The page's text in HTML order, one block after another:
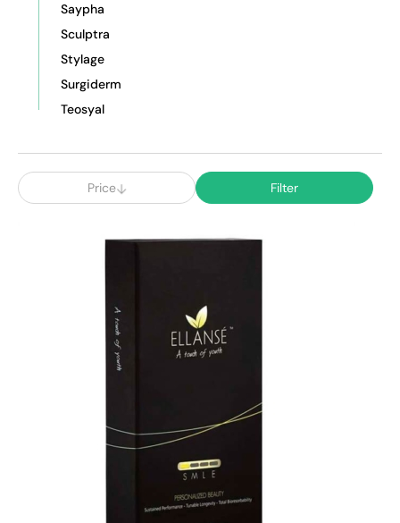
Saypha
Sculptra
Stylage
Surgiderm
Teosyal
Price Filter